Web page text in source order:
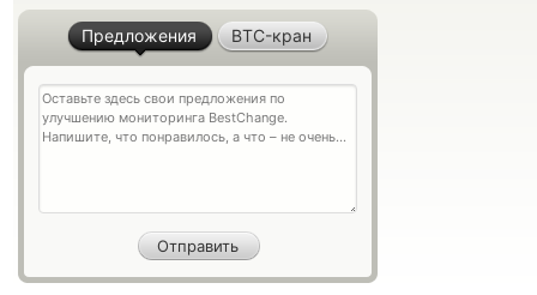
Предложения BTC-кран